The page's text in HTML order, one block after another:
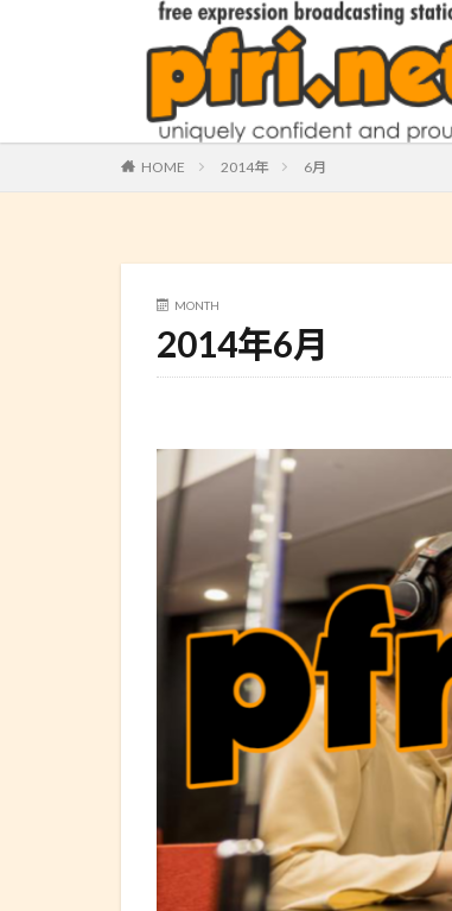
HOME 2014年 6月
MONTH
2014年6月